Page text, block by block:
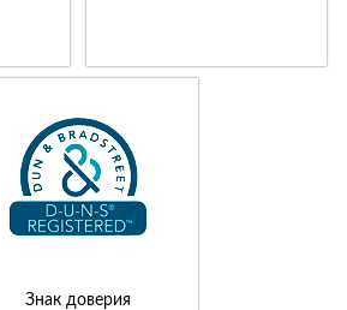
Знак доверия